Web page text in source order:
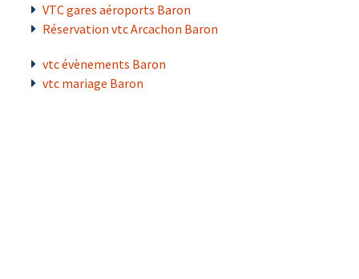
VTC gares aéroports Baron
Réservation vtc Arcachon Baron
vtc évènements Baron
vtc mariage Baron